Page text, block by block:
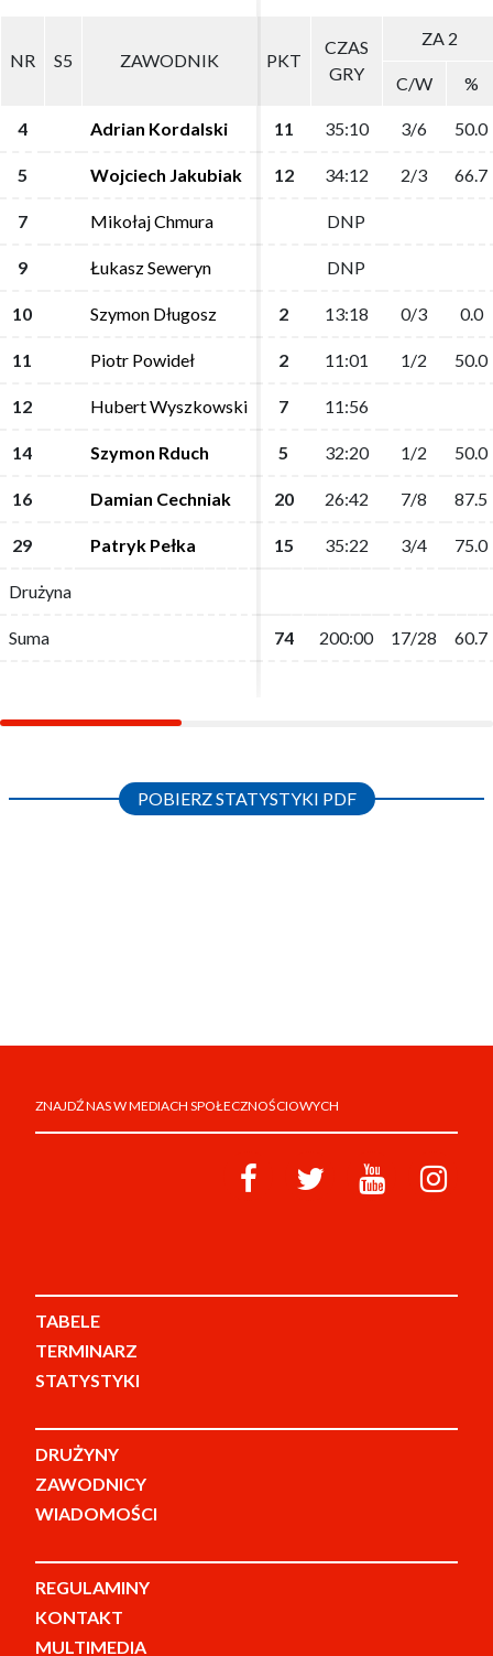
NR S5 ZAWODNIK PKT
CZAS
GRY
ZA 2
C/W %
4 Adrian Kordalski 11 35:10 3/6 50.0
5 Wojciech Jakubiak 12 34:12 2/3 66.7
7 Mikołaj Chmura DNP
9 Łukasz Seweryn DNP
10 Szymon Długosz 2 13:18 0/3 0.0
11 Piotr Powideł 2 11:01 1/2 50.0
12 Hubert Wyszkowski 7 11:56
14 Szymon Rduch 5 32:20 1/2 50.0
16 Damian Cechniak 20 26:42 7/8 87.5
29 Patryk Pełka 15 35:22 3/4 75.0
Drużyna
Suma 74 200:00 17/28 60.7
NR S5 ZAWODNIK PKT
CZAS
GRY
ZA 2
C/W %
4 Adrian Kordalski 11 35:10 3/6 50.0
5 Wojciech Jakubiak 12 34:12 2/3 66.7
7 Mikołaj Chmura DNP
9 Łukasz Seweryn DNP
10 Szymon Długosz 2 13:18 0/3 0.0
11 Piotr Powideł 2 11:01 1/2 50.0
12 Hubert Wyszkowski 7 11:56
14 Szymon Rduch 5 32:20 1/2 50.0
16 Damian Cechniak 20 26:42 7/8 87.5
29 Patryk Pełka 15 35:22 3/4 75.0
Drużyna
Suma 74 200:00 17/28 60.7
POBIERZ STATYSTYKI PDF
ZNAJDŹ NAS W MEDIACH SPOŁECZNOŚCIOWYCH
TABELE
TERMINARZ
STATYSTYKI
DRUŻYNY
ZAWODNICY
WIADOMOŚCI
REGULAMINY
KONTAKT
MULTIMEDIA